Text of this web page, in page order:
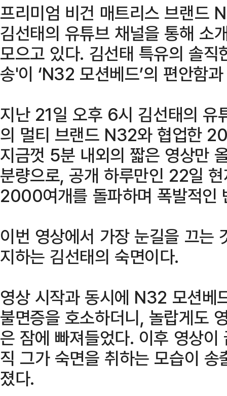
프리미엄 비건 매트리스 브랜드
김선태의 유튜브 채널을 통해 소
모으고 있다. 김선태 특유의 솔
송'이 ‘N32 모션베드’의 편안함
지난 21일 오후 6시 김선태의 유
의 멀티 브랜드 N32와 협업한
지금껏 5분 내외의 짧은 영상만
분량으로, 공개 하루만인 22일
2000여개를 돌파하며 폭발적인
이번 영상에서 가장 눈길을 끄는
지하는 김선태의 숙면이다.
영상 시작과 동시에 N32 모션베
불면증을 호소하더니, 놀랍게도
은 잠에 빠져들었다. 이후 영상
직 그가 숙면을 취하는 모습이
졌다.